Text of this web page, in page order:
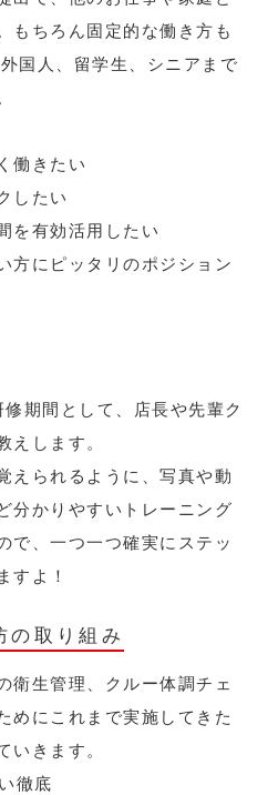
もちろん固定的な働き方も
国人、留学生、シニアまで
働きたい
したい
を有効活用したい
方にピッタリのポジション
期間として、店長や先輩ク
えします。
えられるように、写真や動
分かりやすいトレーニング
で、一つ一つ確実にステッ
すよ！
の取り組み
衛生管理、クルー体調チェ
めにこれまで実施してきた
いきます。
徹底